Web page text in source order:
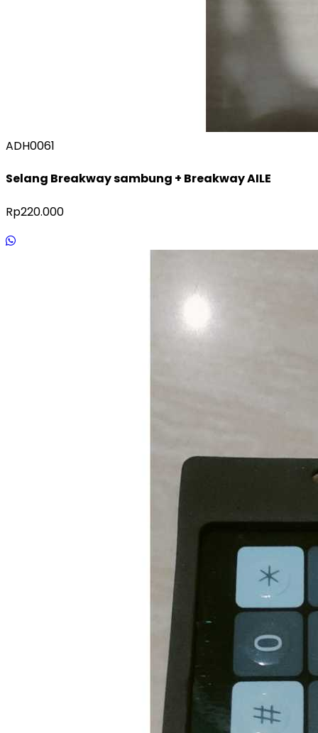
ADH0061
Selang Breakway sambung + Breakway AILE
Rp220.000